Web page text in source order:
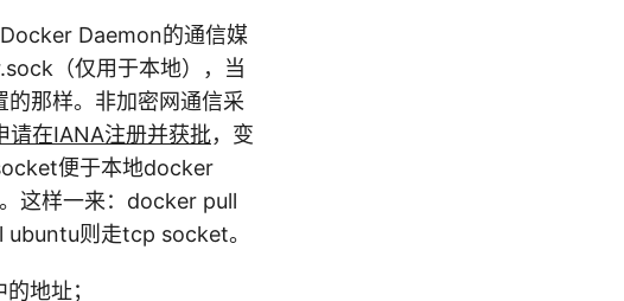
Daemon的通信媒
（仅用于本地），当
那样。非加密网通信采
请在IANA注册并获批，变
便于本地docker
这样一来：docker pull
则走tcp socket。
地址；